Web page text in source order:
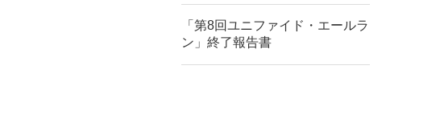
「第8回ユニファイド・エールラ
ン」終了報告書